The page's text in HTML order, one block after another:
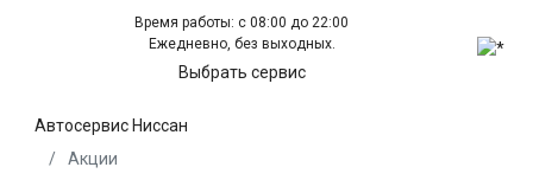
Время работы: с 08:00 до 22:00
Ежедневно, без выходных.
Выбрать сервис
Автосервис Ниссан
Акции